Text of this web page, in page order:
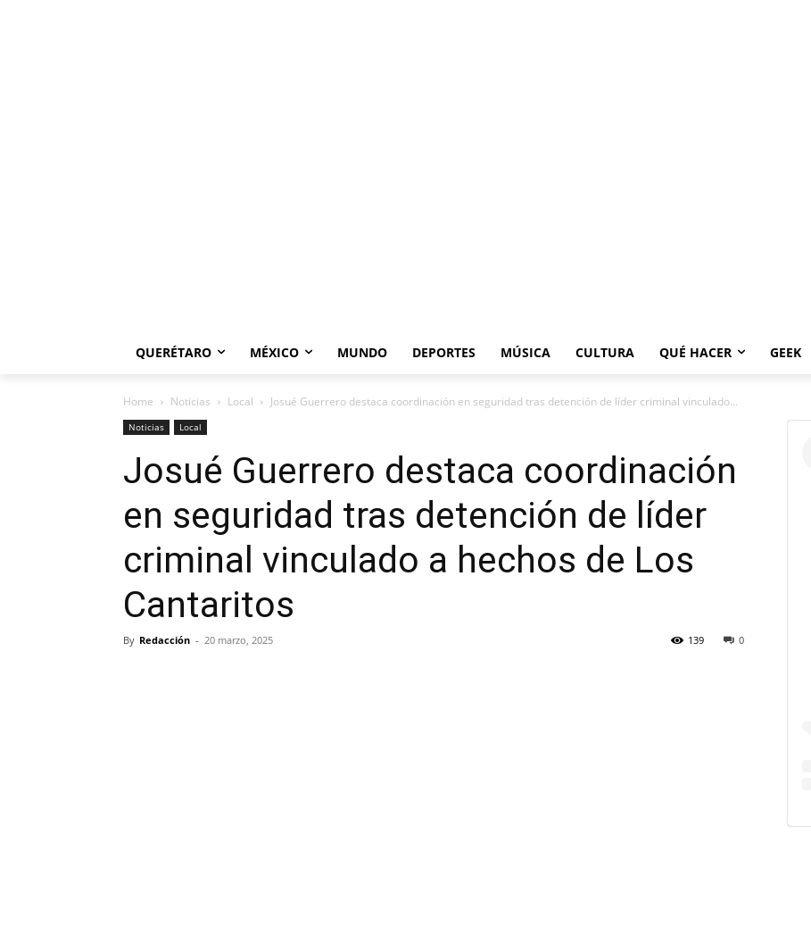
QUERÉTARO MÉXICO MUNDO DEPORTES MÚSICA CULTURA QUÉ HACER GEEK
Home Noticias Local Josué Guerrero destaca coordinación en seguridad tras detención de líder criminal vinculado...
Noticias Local
Josué Guerrero destaca coordinación
en seguridad tras detención de líder
criminal vinculado a hechos de Los
Cantaritos
By Redacción - 20 marzo, 2025 0
139